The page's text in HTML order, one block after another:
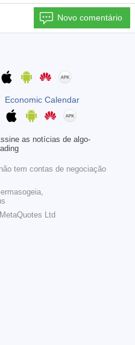
Novo comentário
Economic Calendar
as notícias de algo-
tem contas de negociação
MetaQuotes Ltd